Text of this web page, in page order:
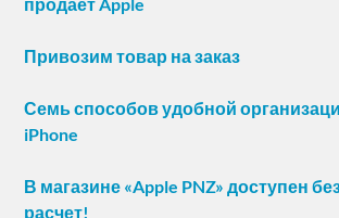
Привозим товар на заказ
Семь способов удобной
iPhone
В магазине «Apple PNZ» доступен
расчет!